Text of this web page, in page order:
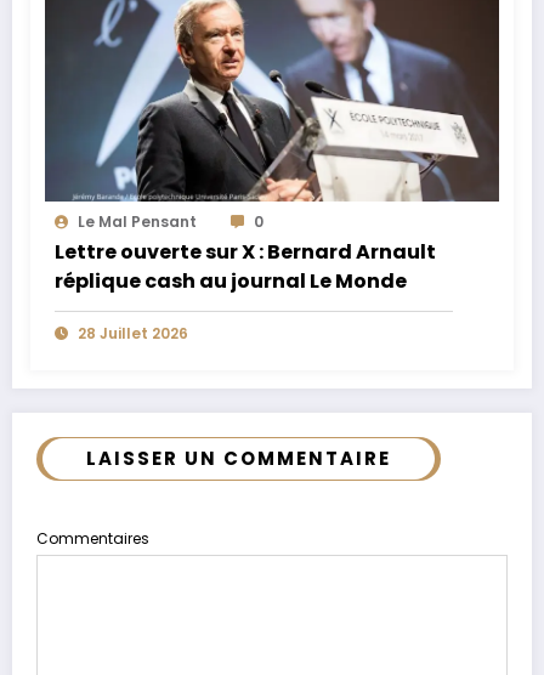
Le Mal Pensant 0
Lettre ouverte sur X : Bernard Arnault
réplique cash au journal Le Monde
28 Juillet 2026
LAISSER UN COMMENTAIRE
Commentaires